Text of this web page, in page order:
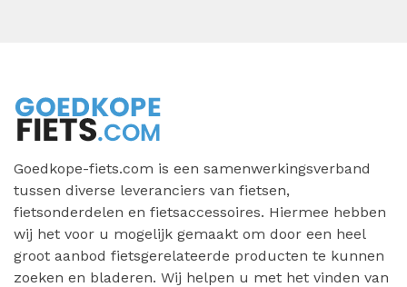
Goedkope-fiets.com is een samenwerkingsverband
tussen diverse leveranciers van fietsen,
fietsonderdelen en fietsaccessoires. Hiermee hebben
wij het voor u mogelijk gemaakt om door een heel
groot aanbod fietsgerelateerde producten te kunnen
zoeken en bladeren. Wij helpen u met het vinden van